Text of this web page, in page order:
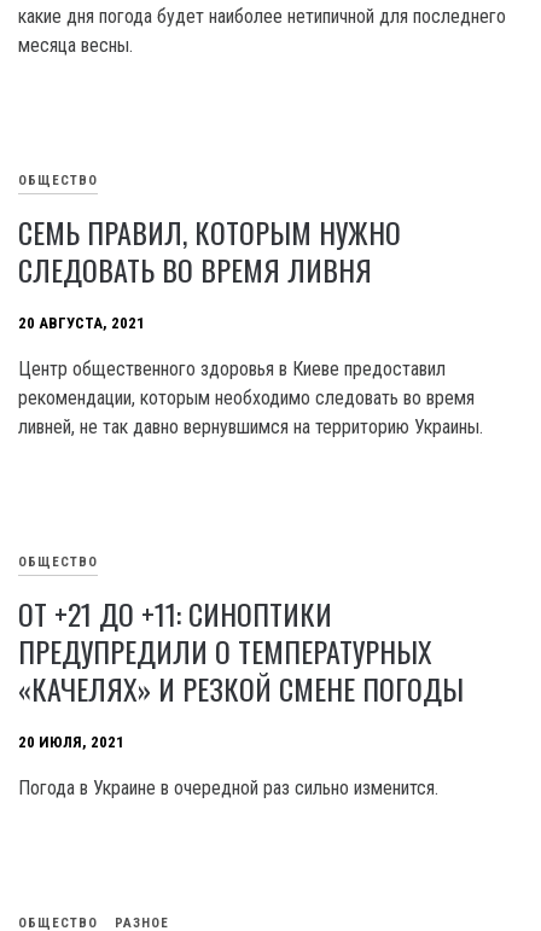
какие дня погода будет наиболее нетипичной для последнего
месяца весны.
ОБЩЕСТВО
СЕМЬ ПРАВИЛ, КОТОРЫМ НУЖНО
СЛЕДОВАТЬ ВО ВРЕМЯ ЛИВНЯ
20 АВГУСТА, 2021
Центр общественного здоровья в Киеве предоставил
рекомендации, которым необходимо следовать во время
ливней, не так давно вернувшимся на территорию Украины.
ОБЩЕСТВО
ОТ +21 ДО +11: СИНОПТИКИ
ПРЕДУПРЕДИЛИ О ТЕМПЕРАТУРНЫХ
«КАЧЕЛЯХ» И РЕЗКОЙ СМЕНЕ ПОГОДЫ
20 ИЮЛЯ, 2021
Погода в Украине в очередной раз сильно изменится.
ОБЩЕСТВО РАЗНОЕ